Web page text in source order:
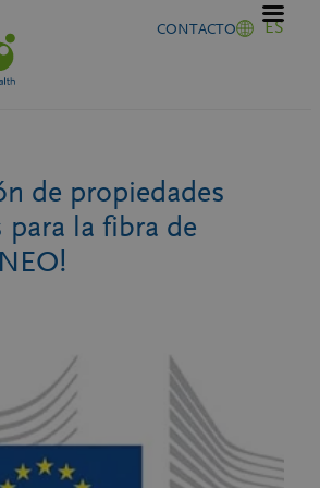
CONTACTO ES
de propiedades
para la fibra de